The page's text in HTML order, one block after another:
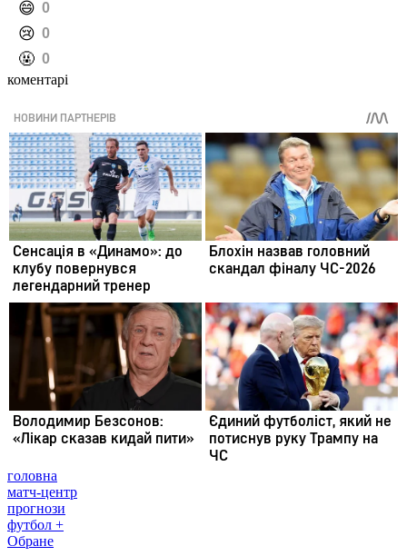
️😄 0
️😢 0
️🤬 0
коментарі
головна
матч-центр
прогнози
футбол +
Обране